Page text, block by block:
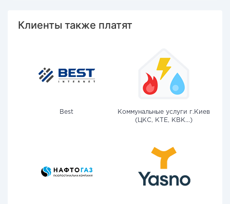
Клиенты также платят
Best
Коммунальные услуги г.Киев
(ЦКС, КТЕ, КВК...)